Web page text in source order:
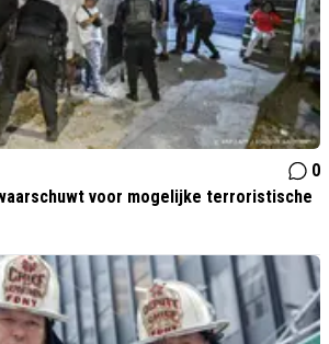
0
voor mogelijke terroristische